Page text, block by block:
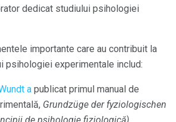
dedicat studiului psihologiei
importante care au contribuit la
psihologiei experimentale includ:
a publicat primul manual de
Grundzüge der fyziologischen